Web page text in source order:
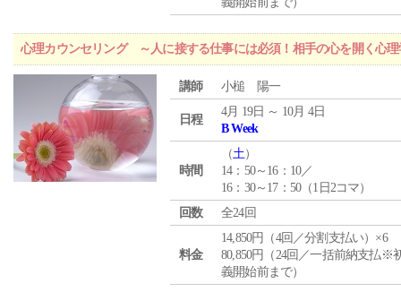
心理カウンセリング ～人に接する仕事には必須！相手の心を開く心理
講師 小槌 陽一
日程
4月 19日 ～ 10月 4日
B Week
時間
（土）
14：50～16：10／
16：30～17：50（1日2コマ）
回数
全24回
料金
14,850円（4回／分割支払い）×6
80,850円（24回／一括前納支払※
義開始前まで）